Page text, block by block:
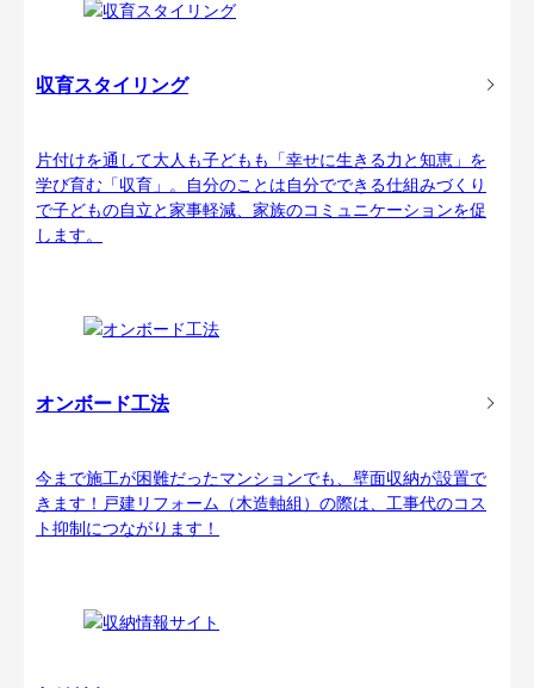
収育スタイリング
片付けを通して大人も子どもも「幸せに生きる力と知恵」を
学び育む「収育」。自分のことは自分でできる仕組みづくり
で子どもの自立と家事軽減、家族のコミュニケーションを促
します。
オンボード工法
今まで施工が困難だったマンションでも、壁面収納が設置で
きます！戸建リフォーム（木造軸組）の際は、工事代のコス
ト抑制につながります！